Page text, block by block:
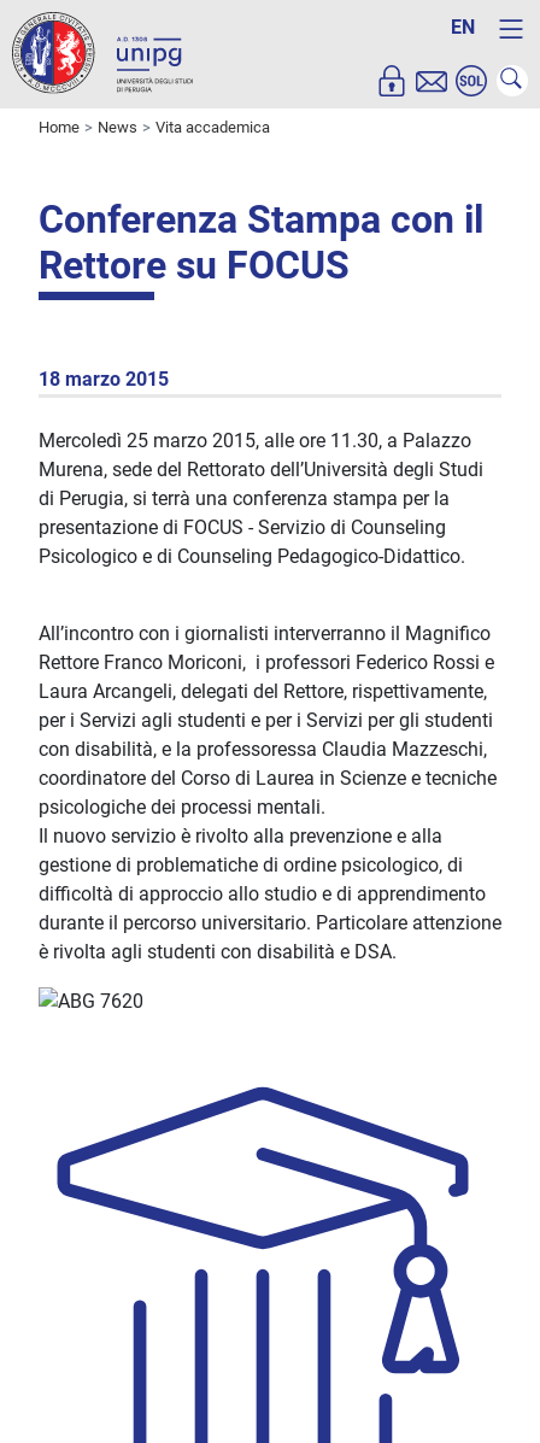
EN
Home News Vita accademica
Conferenza Stampa con il
Rettore su FOCUS
18 marzo 2015
Mercoledì 25 marzo 2015, alle ore 11.30, a Palazzo
Murena, sede del Rettorato dell’Università degli Studi
di Perugia, si terrà una conferenza stampa per la
presentazione di FOCUS - Servizio di Counseling
Psicologico e di Counseling Pedagogico-Didattico.
All’incontro con i giornalisti interverranno il Magnifico
Rettore Franco Moriconi, i professori Federico Rossi e
Laura Arcangeli, delegati del Rettore, rispettivamente,
per i Servizi agli studenti e per i Servizi per gli studenti
con disabilità, e la professoressa Claudia Mazzeschi,
coordinatore del Corso di Laurea in Scienze e tecniche
psicologiche dei processi mentali.
Il nuovo servizio è rivolto alla prevenzione e alla
gestione di problematiche di ordine psicologico, di
difficoltà di approccio allo studio e di apprendimento
durante il percorso universitario. Particolare attenzione
è rivolta agli studenti con disabilità e DSA.